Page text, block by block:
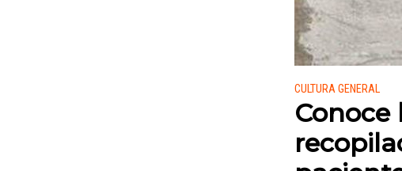
Publicado en:
CULTURA GENERAL
Conoce